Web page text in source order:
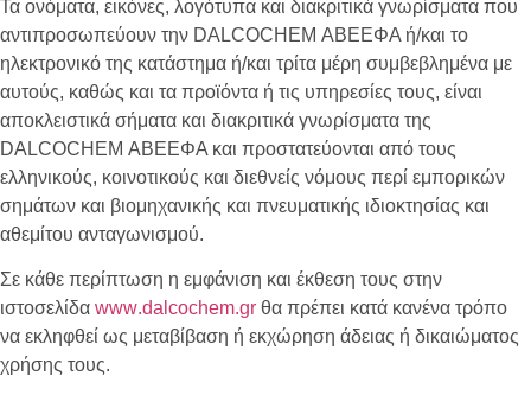
Τα ονόματα, εικόνες, λογότυπα και διακριτικά γνωρίσματα που
αντιπροσωπεύουν την DALCOCHEM ΑΒΕΕΦΑ ή/και το
ηλεκτρονικό της κατάστημα ή/και τρίτα μέρη συμβεβλημένα με
αυτούς, καθώς και τα προϊόντα ή τις υπηρεσίες τους, είναι
αποκλειστικά σήματα και διακριτικά γνωρίσματα της
DALCOCHEM ΑΒΕΕΦΑ και προστατεύονται από τους
ελληνικούς, κοινοτικούς και διεθνείς νόμους περί εμπορικών
σημάτων και βιομηχανικής και πνευματικής ιδιοκτησίας και
αθεμίτου ανταγωνισμού.
Σε κάθε περίπτωση η εμφάνιση και έκθεση τους στην
ιστοσελίδα www.dalcochem.gr θα πρέπει κατά κανένα τρόπο
να εκληφθεί ως μεταβίβαση ή εκχώρηση άδειας ή δικαιώματος
χρήσης τους.